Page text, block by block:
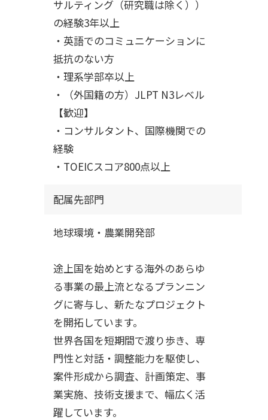
サルティング（研究職は除く））
の経験3年以上
・英語でのコミュニケーションに
抵抗のない方
・理系学部卒以上
・（外国籍の方）JLPT N3レベル
【歓迎】
・コンサルタント、国際機関での
経験
・TOEICスコア800点以上
配属先部門
地球環境・農業開発部
途上国を始めとする海外のあらゆ
る事業の最上流となるプランニン
グに寄与し、新たなプロジェクト
を開拓しています。
世界各国を短期間で渡り歩き、専
門性と対話・調整能力を駆使し、
案件形成から調査、計画策定、事
業実施、技術支援まで、幅広く活
躍しています。